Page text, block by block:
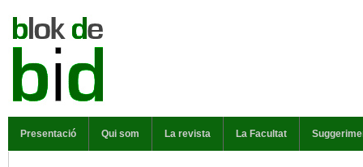
Presentació Qui som La revista La Facultat